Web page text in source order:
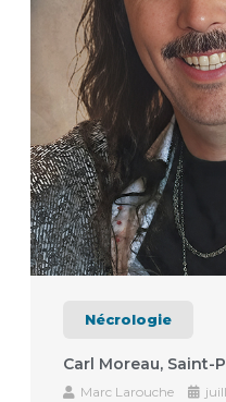
Nécrologie
Carl Moreau, Saint-
Marc Larouche